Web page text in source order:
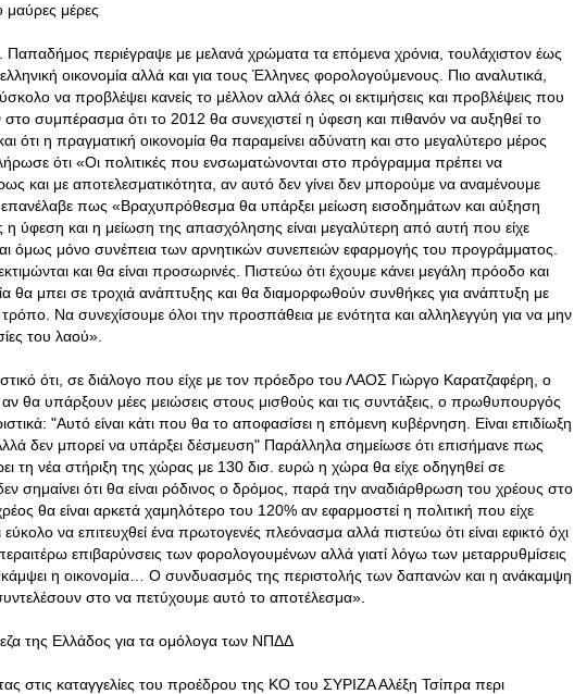
μαύρες μέρες
περιέγραψε με μελανά χρώματα τα επόμενα χρόνια, τουλάχιστον έως
οικονομία αλλά και για τους Έλληνες φορολογούμενους. Πιο αναλυτικά,
να προβλέψει κανείς το μέλλον αλλά όλες οι εκτιμήσεις και προβλέψεις που
στο συμπέρασμα ότι το 2012 θα συνεχιστεί η ύφεση και πιθανόν να αυξηθεί το
ότι η πραγματική οικονομία θα παραμείνει αδύνατη και στο μεγαλύτερο μέρος
ότι «Οι πολιτικές που ενσωματώνονται στο πρόγραμμα πρέπει να
και με αποτελεσματικότητα, αν αυτό δεν γίνει δεν μπορούμε να αναμένουμε
πως «Βραχυπρόθεσμα θα υπάρξει μείωση εισοδημάτων και αύξηση
η ύφεση και η μείωση της απασχόλησης είναι μεγαλύτερη από αυτή που είχε
όμως μόνο συνέπεια των αρνητικών συνεπειών εφαρμογής του προγράμματος.
και θα είναι προσωρινές. Πιστεύω ότι έχουμε κάνει μεγάλη πρόοδο και
θα μπει σε τροχιά ανάπτυξης και θα διαμορφωθούν συνθήκες για ανάπτυξη με
τρόπο. Να συνεχίσουμε όλοι την προσπάθεια με ενότητα και αλληλεγγύη για να μην
του λαού».
ότι, σε διάλογο που είχε με τον πρόεδρο του ΛΑΟΣ Γιώργο Καρατζαφέρη, ο
θα υπάρξουν μέες μειώσεις στους μισθούς και τις συντάξεις, ο πρωθυπουργός
"Αυτό είναι κάτι που θα το αποφασίσει η επόμενη κυβέρνηση. Είναι επιδίωξη
δεν μπορεί να υπάρξει δέσμευση" Παράλληλα σημείωσε ότι επισήμανε πως
τη νέα στήριξη της χώρας με 130 δισ. ευρώ η χώρα θα είχε οδηγηθεί σε
σημαίνει ότι θα είναι ρόδινος ο δρόμος, παρά την αναδιάρθρωση του χρέους στο
θα είναι αρκετά χαμηλότερο του 120% αν εφαρμοστεί η πολιτική που είχε
εύκολο να επιτευχθεί ένα πρωτογενές πλεόνασμα αλλά πιστεύω ότι είναι εφικτό όχι
επιβαρύνσεις των φορολογουμένων αλλά γιατί λόγω των μεταρρυθμίσεις
η οικονομία… Ο συνδυασμός της περιστολής των δαπανών και η ανάκαμψη
στο να πετύχουμε αυτό το αποτέλεσμα».
της Ελλάδος για τα ομόλογα των ΝΠΔΔ
στις καταγγελίες του προέδρου της ΚΟ του ΣΥΡΙΖΑ Αλέξη Τσίπρα περι